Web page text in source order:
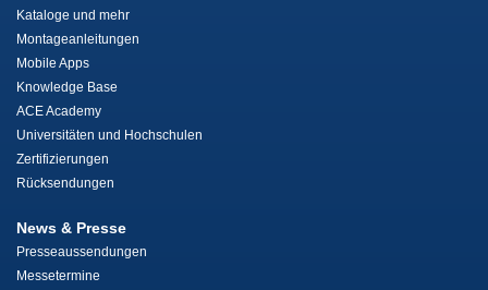
Kataloge und mehr
Montageanleitungen
Mobile Apps
Knowledge Base
ACE Academy
Universitäten und Hochschulen
Zertifizierungen
Rücksendungen
News & Presse
Presseaussendungen
Messetermine